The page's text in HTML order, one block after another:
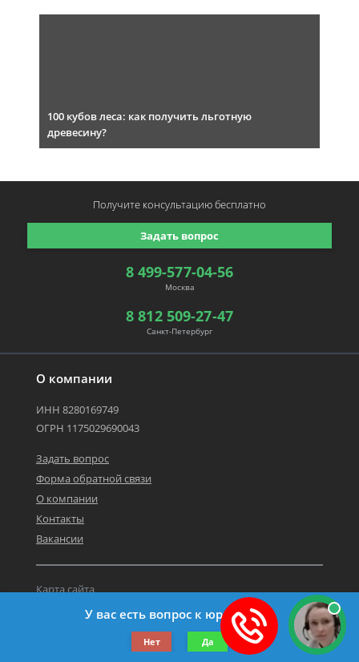
100 кубов леса: как получить льготную
древесину?
О компании
ИНН 8280169749
ОГРН 1175029690043
Задать вопрос
Форма обратной связи
О компании
Контакты
Вакансии
©2019-2026 Все права защищены.
Карта сайта
Политика персональных данных
8 499-577-04-56
Москва
8 812 509-27-47
Санкт-Петербург
Задать вопрос
Получите консультациюбесплатно
У вас есть вопрос к юристу?
Нет Да